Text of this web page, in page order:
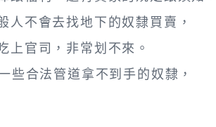
不會去找地下的奴隸買賣，
上官司，非常划不來。
合法管道拿不到手的奴隸，